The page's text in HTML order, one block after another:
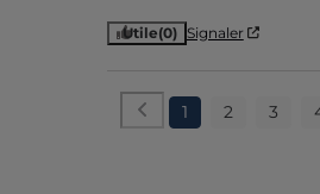
Utile(0) Signaler
1 2 3